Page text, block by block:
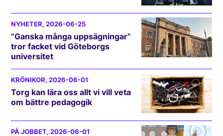
NYHETER, 2026-06-25
”Ganska många uppsägningar”
tror facket vid Göteborgs
universitet
KRÖNIKOR, 2026-06-01
Torg kan lära oss allt vi vill veta
om bättre pedagogik
PÅ JOBBET, 2026-06-01